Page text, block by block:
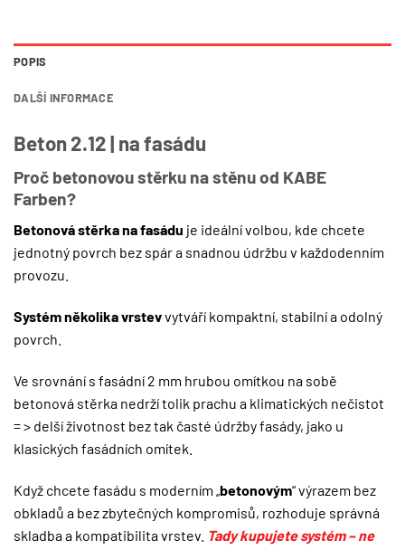
POPIS
DALŠÍ INFORMACE
Beton 2.12 | na fasádu
Proč betonovou stěrku na stěnu od KABE
Farben?
Betonová stěrka na fasádu je ideální volbou, kde chcete
jednotný povrch bez spár a snadnou údržbu v každodenním
provozu.
Systém několika vrstevvytváří kompaktní, stabilní a odolný
povrch.
Ve srovnání s fasádní 2 mm hrubou omítkou na sobě
betonová stěrka nedrží tolik prachu a klimatických nečistot
= > delší životnost bez tak časté údržby fasády, jako u
klasických fasádních omítek.
Když chcete fasádu s moderním „betonovým“ výrazem bez
obkladů a bez zbytečných kompromisů, rozhoduje správná
skladba a kompatibilita vrstev. Tady kupujete systém – ne